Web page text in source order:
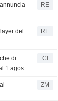
RE
del
RE
di
1 agosto
CI
ZM